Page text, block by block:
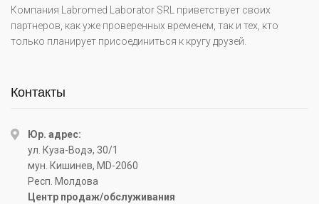
Компания Labromed Laborator SRL приветствует своих
партнеров, как уже проверенных временем, так и тех, кто
только планирует присоединиться к кругу друзей.
Контакты
Юр. адрес:
ул. Куза-Водэ, 30/1
мун. Кишинев, MD-2060
Респ. Молдова
Центр продаж/обслуживания